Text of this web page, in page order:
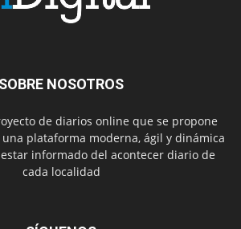
SOBRE NOSOTROS
de diarios online que se propone
plataforma moderna, ágil y dinámica
informado del acontecer diario de
cada localidad